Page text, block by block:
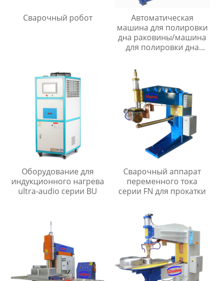
Сварочный робот
Автоматическая
машина для полировки
дна раковины/машина
для полировки дна
Оборудование для
индукционного нагрева
ultra-audio серии BU
Сварочный аппарат
переменного тока
серии FN для прокатки